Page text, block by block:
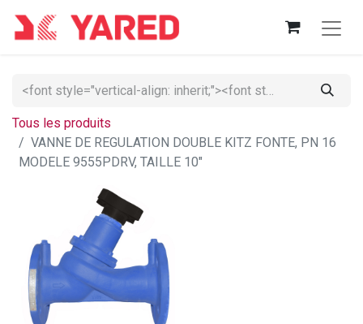
Tous les produits
VANNE DE REGULATION DOUBLE KITZ FONTE, PN 16
MODELE 9555PDRV, TAILLE 10"